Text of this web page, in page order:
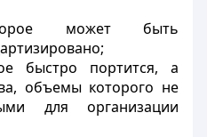
может быть
быстро портится, а
объемы которого не
для организации